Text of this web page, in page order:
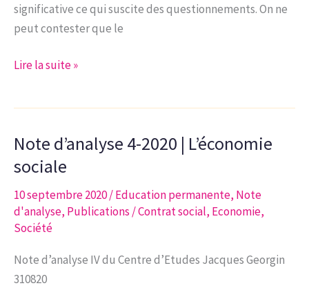
significative ce qui suscite des questionnements. On ne
peut contester que le
Note
|
La
en
cause
l’organisation
et
Lire la suite »
Note d’analyse 4-2020 | L’économie
sociale
10 septembre 2020/Education permanente, Note
d'analyse, Publications /Contrat social, Economie,
Société
Note d’analyse IV du Centre d’Etudes Jacques Georgin
310820